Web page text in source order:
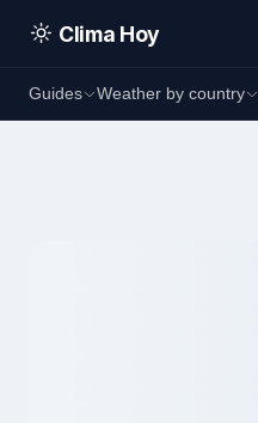
Clima Hoy
Guides Weather by country